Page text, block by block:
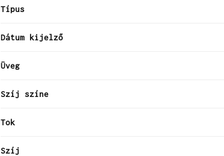
Típus
Dátum kijelző
Üveg
Szíj színe
Tok
Szíj